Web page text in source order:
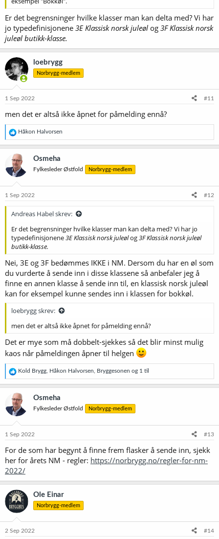
Er det begrensninger hvilke klasser man kan delta med? Vi har
jo typedefinisjonene 3E Klassisk norsk juleøl og 3F Klassisk norsk
juleøl butikk-klasse.
loebrygg
Norbrygg-medlem
1 Sep 2022 #11
men det er altså ikke åpnet for påmelding ennå?
R
e
a
k
s
j
o
e
Håkon Halvorsen
Osmeha
Fylkesleder Østfold Norbrygg-medlem
1 Sep 2022 #12
Andreas Habel skrev:
Er det begrensninger hvilke klasser man kan delta med? Vi har jo
typedefinisjonene3E Klassisk norsk juleølog3F Klassisk norsk juleøl
butikk-klasse.
Nei, 3E og 3F bedømmes IKKE i NM. Dersom du har en øl som
du vurderte å sende inn i disse klassene så anbefaler jeg å
finne en annen klasse å sende inn til, en klassisk norsk juleøl
kan for eksempel kunne sendes inn i klassen for bokkøl.
loebrygg skrev:
men det er altså ikke åpnet for påmelding ennå?
Det er mye som må dobbelt-sjekkes så det blir minst mulig
kaos når påmeldingen åpner til helgen
R
e
a
k
s
j
o
e
:
Kold Brygg Håkon Halvorsen Bryggesonen og 1 til
Osmeha
Fylkesleder Østfold Norbrygg-medlem
1 Sep 2022 #13
For de som har begynt å finne frem flasker å sende inn, sjekk
her for årets NM - regler: https://norbrygg.no/regler-for-nm-
2022/
Ole Einar
Norbrygg-medlem
2 Sep 2022 #14